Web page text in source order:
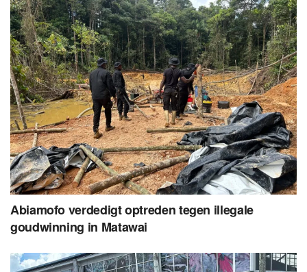
Abiamofo verdedigt optreden tegen illegale
goudwinning in Matawai